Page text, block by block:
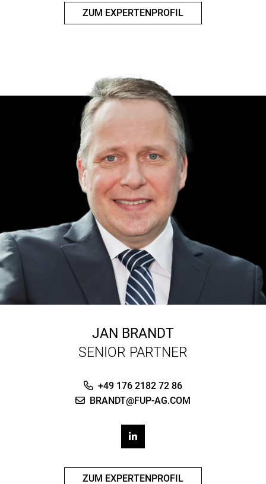
ZUM EXPERTENPROFIL
JAN BRANDT
SENIOR PARTNER
+49 176 2182 72 86
BRANDT@FUP-AG.COM
ZUM EXPERTENPROFIL